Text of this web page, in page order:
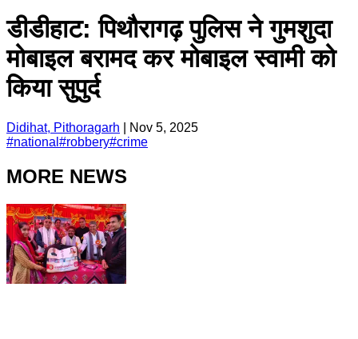
डीडीहाट: पिथौरागढ़ पुलिस ने गुमशुदा
मोबाइल बरामद कर मोबाइल स्वामी को
किया सुपुर्द
Didihat, Pithoragarh
Nov 5, 2025
#national #robbery#crime
MORE NEWS